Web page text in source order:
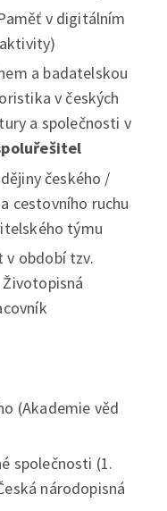
v digitálním
a badatelskou
v českých
a společnosti v
českého /
cestovního ruchu
týmu
v období tzv.
(Akademie věd
společnosti (1.
národopisná